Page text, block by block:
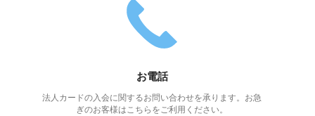
お電話
法人カードの入会に関するお問い合わせを承ります。お急
ぎのお客様はこちらをご利用ください。